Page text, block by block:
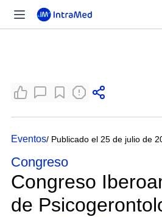
Eventos/ Publicado el 25 de julio de
Congreso
Congreso
de